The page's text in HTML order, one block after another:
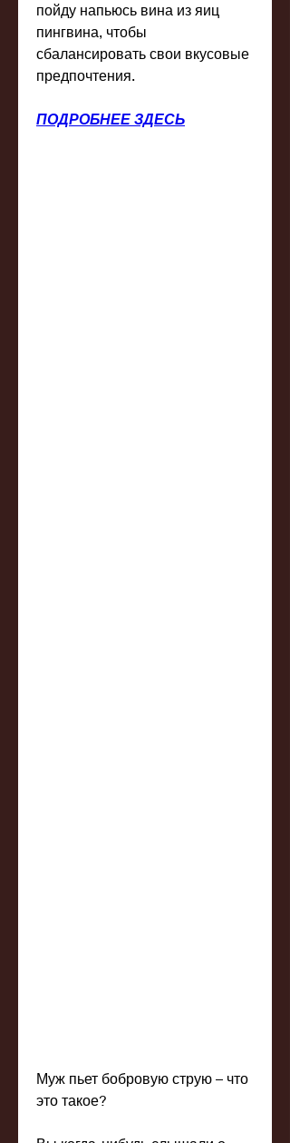
пойду напьюсь вина из яиц
пингвина, чтобы
сбалансировать свои вкусовые
предпочтения.
ПОДРОБНЕЕ ЗДЕСЬ
Муж пьет бобровую струю – что
это такое?